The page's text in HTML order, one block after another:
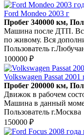
Ford Mondeo 2003 г
Пробег 340000 км,
Машина после ДТП.
по живому. Вся
Пользователь
100000 ₽
Volkswagen Passat 2001
Пробег 200000 км,
Движок в рабочем
Машина в данный
Пользователь г.Москва
150000 ₽